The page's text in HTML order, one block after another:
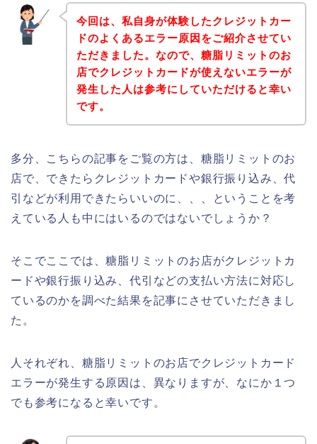
今回は、私自身が体験したクレジットカー
ドのよくあるエラー原因をご紹介させてい
ただきました。なので、糖脂リミットのお
店でクレジットカードが使えないエラーが
発生した人は参考にしていただけると幸い
です。
多分、こちらの記事をご覧の方は、糖脂リミットのお
店で、できたらクレジットカードや銀行振り込み、代
引などが利用できたらいいのに、、、ということを考
えている人も中にはいるのではないでしょうか？
そこでここでは、糖脂リミットのお店がクレジットカ
ードや銀行振り込み、代引などの支払い方法に対応し
ているのかを調べた結果を記事にさせていただきまし
た。
人それぞれ、糖脂リミットのお店でクレジットカード
エラーが発生する原因は、異なりますが、なにか１つ
でも参考になると幸いです。